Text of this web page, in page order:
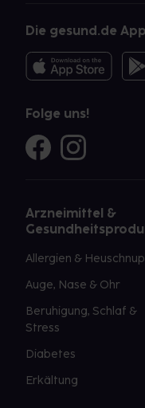
Die gesund.de App
Folge uns!
Arzneimittel &
Allergien &
Auge, Nase & Ohr
Beruhigung, Schlaf &
Stress
Diabetes
Erkältung